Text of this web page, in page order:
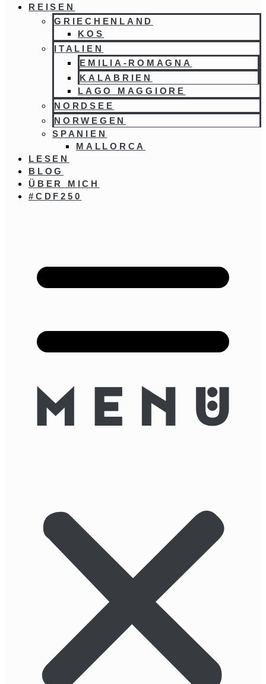
REISEN
GRIECHENLAND
KOS
ITALIEN
EMILIA-ROMAGNA
KALABRIEN
LAGO MAGGIORE
NORDSEE
NORWEGEN
SPANIEN
MALLORCA
LESEN
BLOG
ÜBER MICH
#CDF250